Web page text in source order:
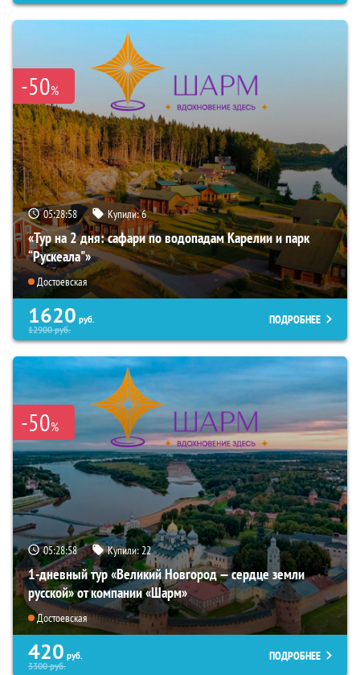
-50%
05:28:57 Купили:6
«Тур на 2 дня: сафари по водопадам Карелии и парк
“Рускеала"»
Достоевская
1620 руб.
12900руб.
ПОДРОБНЕЕ
-50%
05:28:57 Купили:22
1-дневный тур «Великий Новгород — сердце земли
русской» от компании «Шарм»
Достоевская
420 руб.
3300руб.
ПОДРОБНЕЕ